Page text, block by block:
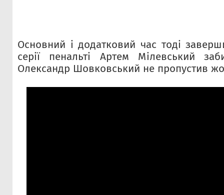
Основний і додатковий час тоді
серії пенальті Артем Мілевський
Олександр Шовковський не пропустив